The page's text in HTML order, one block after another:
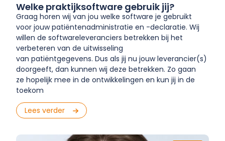
Welke praktijksoftware gebruik jij?
Graag horen wij van jou welke software je gebruikt
voor jouw patiëntenadministratie en -declaratie. Wij
willen de softwareleveranciers betrekken bij het
verbeteren van de uitwisseling
van patiëntgegevens. Dus als jij nu jouw leverancier(s)
doorgeeft, dan kunnen wij deze betrekken. Zo gaan
ze hopelijk mee in de ontwikkelingen en kun jij in de
toekom
Lees verder